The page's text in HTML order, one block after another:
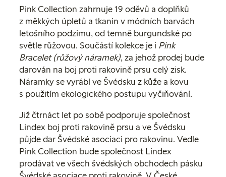
Pink Collection zahrnuje 19 oděvů a doplňků
z měkkých úpletů a tkanin v módních barvách
letošního podzimu, od temně burgundské po
světle růžovou. Součástí kolekce je i Pink
Bracelet (růžový náramek), za jehož prodej bude
darován na boj proti rakovině prsu celý zisk.
Náramky se vyrábí ve Švédsku z kůže a kovu
s použitím ekologického postupu vyčiňování.
Již čtrnáct let po sobě podporuje společnost
Lindex boj proti rakovině prsu a ve Švédsku
půjde dar Švédské asociaci pro rakovinu. Vedle
Pink Collection bude společnost Lindex
prodávat ve všech švédských obchodech pásku